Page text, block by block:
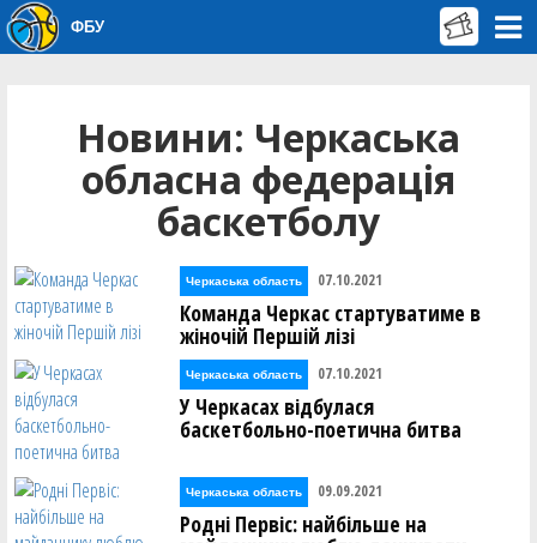
ФБУ
Новини: Черкаська
обласна федерація
баскетболу
Черкаська область 07.10.2021
Команда Черкас стартуватиме в
жіночій Першій лізі
Черкаська область 07.10.2021
У Черкасах відбулася
баскетбольно-поетична битва
Черкаська область 09.09.2021
Родні Первіс: найбільше на